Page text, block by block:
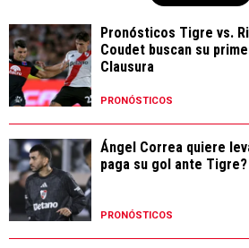
Pronósticos Tigre vs.
Coudet buscan su
Clausura
PRONÓSTICOS
Ángel Correa quiere
paga su gol ante Tigre?
PRONÓSTICOS